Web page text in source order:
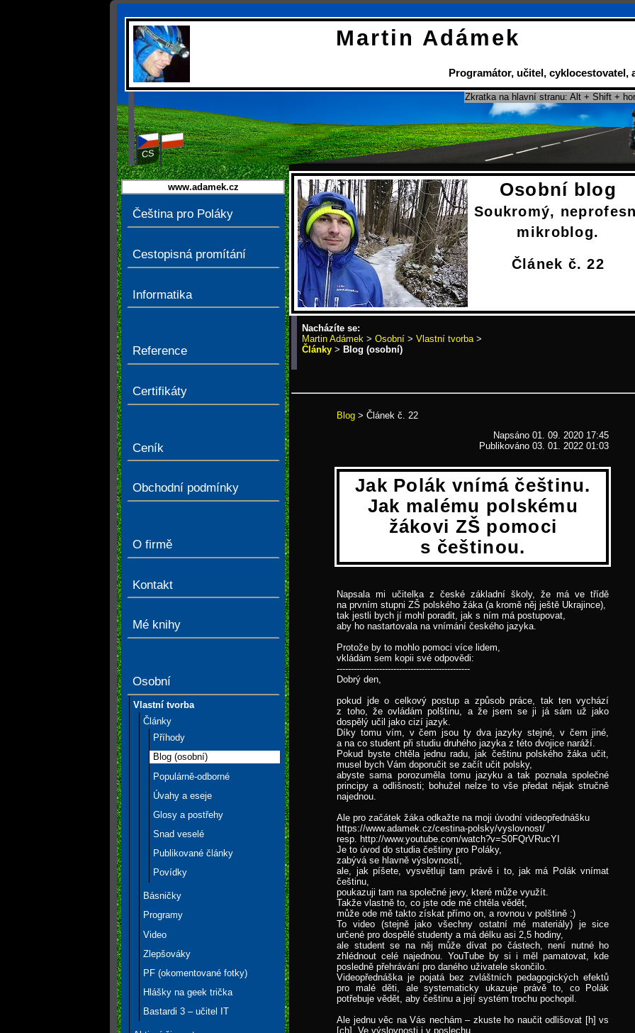
Martin Adámek
Programátor, učitel, cyklocestovatel,
Zkratka na hlavní stranu: Alt + Shift +
CS PL
www.adamek.cz
Čeština pro Poláky
Cestopisná promítání
Informatika
Reference
Certifikáty
Ceník
Obchodní podmínky
O firmě
Kontakt
Mé knihy
Osobní
Vlastní tvorba
Články
Příhody
Blog (osobní)
Populárně-odborné
Úvahy a eseje
Glosy a postřehy
Snad veselé
Publikované články
Povídky
Básničky
Programy
Video
Zlepšováky
PF (okomentované fotky)
Hlášky na geek trička
Bastardi 3 – učitel IT
Osobní blog
Soukromý,
mikroblog.
Článek č. 22
Nacházíte se:
Martin Adámek > Osobní> Vlastní tvorba>
Články> Blog (osobní)
Blog > Článek č. 22
Napsáno 01. 09. 2020 17:45
Publikováno03. 01. 2022 01:03
Jak Polák vnímá češtinu.
Jak malému polskému
žákovi ZŠ pomoci
s češtinou.
Napsala mi učitelka z české základní školy, že má ve třídě
na prvním stupni ZŠ polského žáka (a kromě něj ještě Ukrajince),
tak jestli bych jí mohl poradit, jak s ním má postupovat,
aby ho nastartovala na vnímání českého jazyka.
Protože by to mohlo pomoci více lidem,
vkládám sem kopii své odpovědi:
-----------------------------------------------
Dobrý den,
pokud jde o celkový postup a způsob práce, tak ten vychází
z toho, že ovládám polštinu, a že jsem se ji já sám už jako
dospělý učil jako cizí jazyk.
Díky tomu vím, v čem jsou ty dva jazyky stejné, v čem jiné,
a na co student při studiu druhého jazyka z této dvojice naráží.
Pokud byste chtěla jednu radu, jak češtinu polského žáka učit,
musel bych Vám doporučit se začít učit polsky,
abyste sama porozuměla tomu jazyku a tak poznala společné
principy a odlišnosti; bohužel nelze to vše předat nějak stručně
najednou.
Ale pro začátek žáka odkažte na moji úvodní videopřednášku
https://www.adamek.cz/cestina-polsky/vyslovnost/
resp. http://www.youtube.com/watch?v=S0FQrVRucYI
Je to úvod do studia češtiny pro Poláky,
zabývá se hlavně výslovností,
ale, jak píšete, vysvětluji tam právě i to, jak má Polák vnímat
češtinu,
poukazuji tam na společné jevy, které může využít.
Takže vlastně to, co jste ode mě chtěla vědět,
může ode mě takto získat přímo on, a rovnou v polštině :)
To video (stejně jako všechny ostatní mé materiály) je sice
určené pro dospělé studenty a má délku asi 2,5 hodiny,
ale student se na něj může dívat po částech, není nutné ho
zhlédnout celé najednou. YouTube by si i měl pamatovat, kde
posledně přehrávání pro daného uživatele skončilo.
Videopřednáška je pojatá bez zvláštních pedagogických efektů
pro malé děti, ale systematicky ukazuje právě to, co Polák
potřebuje vědět, aby češtinu a její systém trochu pochopil.
Ale jednu věc na Vás nechám – zkuste ho naučit odlišovat [h] vs
[ch]. Ve výslovnosti i v poslechu.